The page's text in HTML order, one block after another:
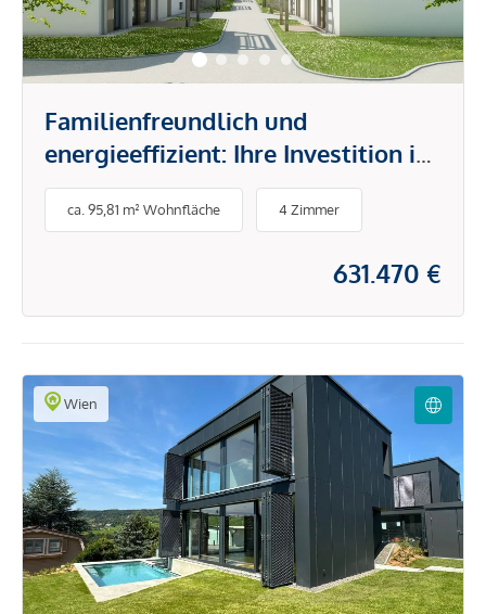
Familienfreundlich und
energieeffizient: Ihre Investition in
Unterlaa 151
ca. 95,81 m² Wohnfläche 4 Zimmer
631.470 €
Wien